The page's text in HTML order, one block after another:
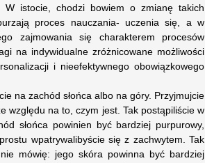
W istocie, chodzi bowiem o zmianę takich
proces nauczania- uczenia się, a w
zajmowania się charakterem procesów
na indywidualne zróżnicowane możliwości
i nieefektywnego obowiązkowego
na zachód słońca albo na góry. Przyjmujcie
względu na to, czym jest. Tak postąpiliście w
słońca powinien być bardziej purpurowy,
wpatrywalibyście się z zachwytem. Tak
mówię: jego skóra powinna być bardziej